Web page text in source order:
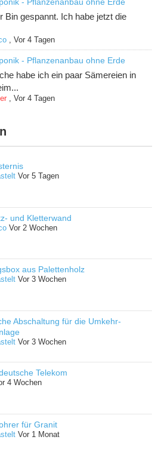
Bin gespannt. Ich habe jetzt die
,Vor 4 Tagen
- Pflanzenanbau ohne Erde
habe ich ein paar Sämereien in
,Vor 4 Tagen
Vor 5 Tagen
und Kletterwand
Vor 2 Wochen
aus Palettenholz
Vor 3 Wochen
Abschaltung für die Umkehr-
Vor 3 Wochen
Telekom
4 Wochen
für Granit
Vor 1 Monat